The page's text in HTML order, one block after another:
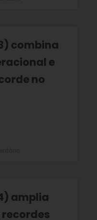
combina
e
no
amplia